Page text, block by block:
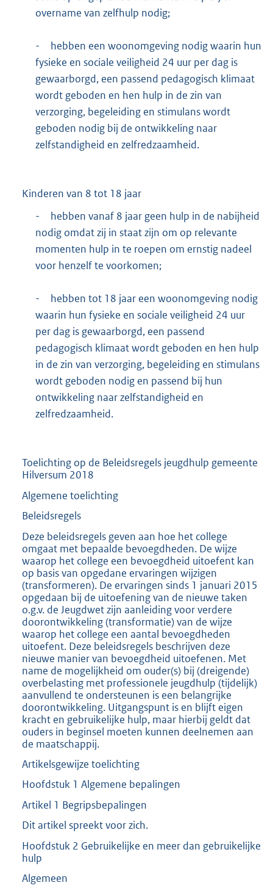
overname van zelfhulp nodig;
-
hebben een woonomgeving nodig waarin hun
fysieke en sociale veiligheid 24 uur per dag is
gewaarborgd, een passend pedagogisch klimaat
wordt geboden en hen hulp in de zin van
verzorging, begeleiding en stimulans wordt
geboden nodig bij de ontwikkeling naar
zelfstandigheid en zelfredzaamheid.
Kinderen van 8 tot 18 jaar
-
hebben vanaf 8 jaar geen hulp in de nabijheid
nodig omdat zij in staat zijn om op relevante
momenten hulp in te roepen om ernstig nadeel
voor henzelf te voorkomen;
-
hebben tot 18 jaar een woonomgeving nodig
waarin hun fysieke en sociale veiligheid 24 uur
per dag is gewaarborgd, een passend
pedagogisch klimaat wordt geboden en hen hulp
in de zin van verzorging, begeleiding en stimulans
wordt geboden nodig en passend bij hun
ontwikkeling naar zelfstandigheid en
zelfredzaamheid.
Toelichting op de Beleidsregels jeugdhulp gemeente
Hilversum 2018
Algemene toelichting
Beleidsregels
Deze beleidsregels geven aan hoe het college
omgaat met bepaalde bevoegdheden. De wijze
waarop het college een bevoegdheid uitoefent kan
op basis van opgedane ervaringen wijzigen
(transformeren). De ervaringen sinds 1 januari 2015
opgedaan bij de uitoefening van de nieuwe taken
o.g.v. de Jeugdwet zijn aanleiding voor verdere
doorontwikkeling (transformatie) van de wijze
waarop het college een aantal bevoegdheden
uitoefent. Deze beleidsregels beschrijven deze
nieuwe manier van bevoegdheid uitoefenen. Met
name de mogelijkheid om ouder(s) bij (dreigende)
overbelasting met professionele jeugdhulp (tijdelijk)
aanvullend te ondersteunen is een belangrijke
doorontwikkeling. Uitgangspunt is en blijft eigen
kracht en gebruikelijke hulp, maar hierbij geldt dat
ouders in beginsel moeten kunnen deelnemen aan
de maatschappij.
Artikelsgewijze toelichting
Hoofdstuk 1 Algemene bepalingen
Artikel 1 Begripsbepalingen
Dit artikel spreekt voor zich.
Hoofdstuk 2 Gebruikelijke en meer dan gebruikelijke
hulp
Algemeen